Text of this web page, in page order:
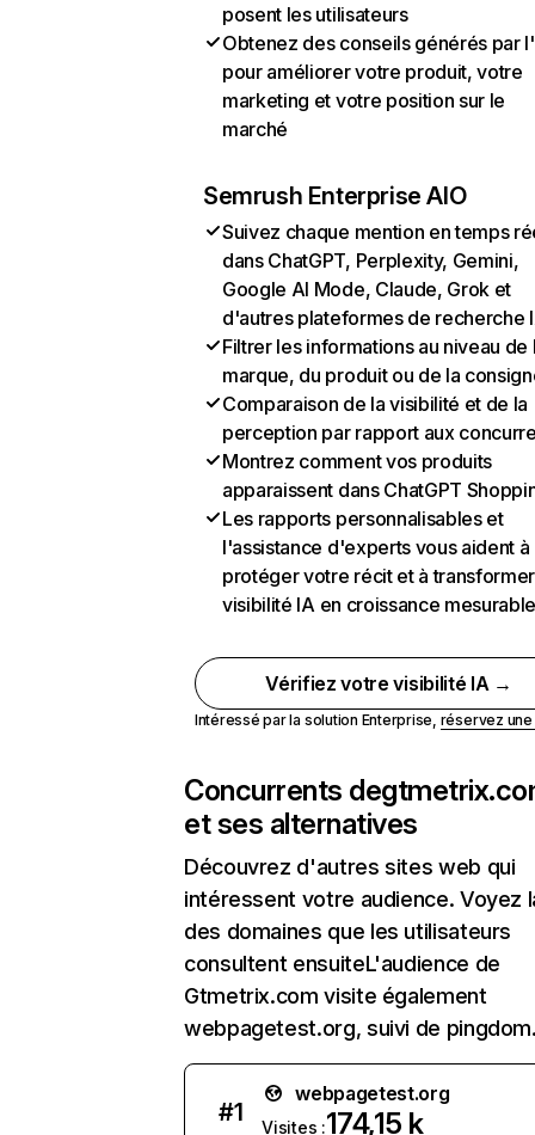
posent les utilisateurs
Obtenez des conseils générés par
pour améliorer votre produit, votre
marketing et votre position sur le
marché
Semrush Enterprise AIO
Suivez chaque mention en temps
dans ChatGPT, Perplexity, Gemini,
Google AI Mode, Claude, Grok et
d'autres plateformes de recherche
Filtrer les informations au niveau de
marque, du produit ou de la
Comparaison de la visibilité et de la
perception par rapport aux
Montrez comment vos produits
apparaissent dans ChatGPT
Les rapports personnalisables et
l'assistance d'experts vous aident à
protéger votre récit et à
visibilité IA en croissance
Vérifiez votre visibilité IA →
Intéressé par la solution Enterprise, réservez
Concurrents de
et ses alternatives
Découvrez d'autres sites web qui
intéressent votre audience. Voyez
des domaines que les utilisateurs
consultent ensuiteL'audience de
Gtmetrix.com visite également
webpagetest.org, suivi de
#1
webpagetest.org
Visites :174,15 k